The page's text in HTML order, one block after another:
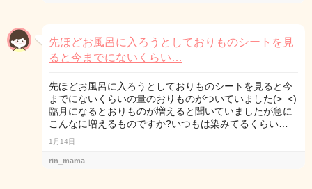
先ほどお風呂に入ろうとしておりものシートを見
ると今までにないくらい…
先ほどお風呂に入ろうとしておりものシートを見ると今
までにないくらいの量のおりものがついていました(>_<)
臨月になるとおりものが増えると聞いていましたが急に
こんなに増えるものですか?いつもは染みてるくらい…
1月14日
rin_mama